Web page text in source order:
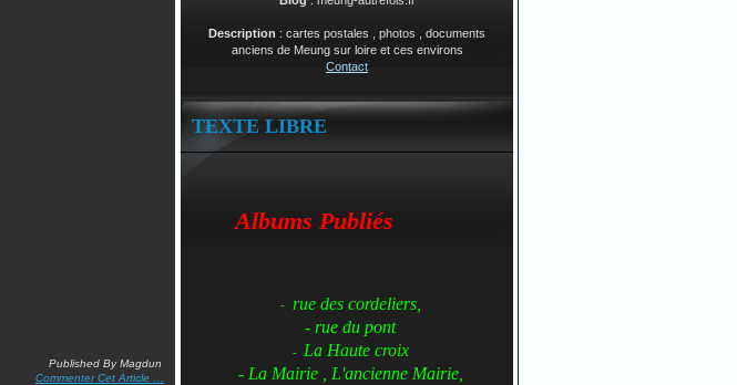
Published By Magdun
Commenter Cet Article
Description : cartes postales , photos , documents
anciens de Meung sur loire et ces environs
Contact
TEXTE LIBRE
Albums Publiés
-
rue des cordeliers,
- rue du pont
- La Haute croix
- La Mairie , L'ancienne Mairie,